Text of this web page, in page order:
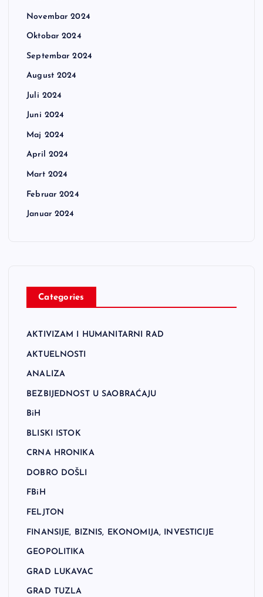
Novembar 2024
Oktobar 2024
Septembar 2024
August 2024
Juli 2024
Juni 2024
Maj 2024
April 2024
Mart 2024
Februar 2024
Januar 2024
Categories
AKTIVIZAM I HUMANITARNI RAD
AKTUELNOSTI
ANALIZA
BEZBIJEDNOST U SAOBRAĆAJU
BiH
BLISKI ISTOK
CRNA HRONIKA
DOBRO DOŠLI
FBiH
FELJTON
FINANSIJE, BIZNIS, EKONOMIJA, INVESTICIJE
GEOPOLITIKA
GRAD LUKAVAC
GRAD TUZLA